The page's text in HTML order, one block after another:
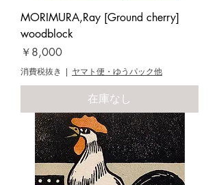
MORIMURA,Ray [Ground cherry]
woodblock
価格
￥8,000
消費税抜き | ヤマト便・ゆうパック他
在庫なし